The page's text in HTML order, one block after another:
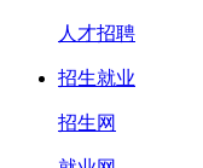
人才招聘
招生就业
招生网